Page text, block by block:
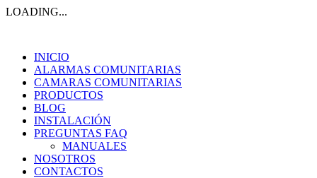
LOADING...
INICIO
ALARMAS COMUNITARIAS
CAMARAS COMUNITARIAS
PRODUCTOS
BLOG
INSTALACIÓN
PREGUNTAS FAQ
MANUALES
NOSOTROS
CONTACTOS